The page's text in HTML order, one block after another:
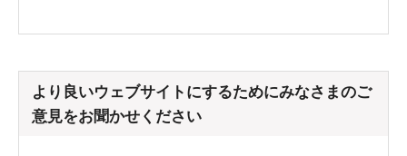
より良いウェブサイトにするためにみなさまのご
意見をお聞かせください